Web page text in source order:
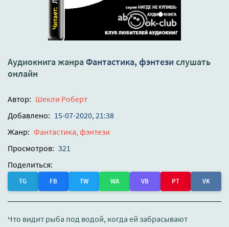
Аудиокнига жанра Фантастика, фэнтези слушать
онлайн
Автор: Шекли Роберт
Добавлено: 15-07-2020, 21:38
Жанр: Фантастика, фэнтези
Просмотров: 321
Поделиться:
TG FB TW WA VB PT VK
Что видит рыба под водой, когда ей забрасывают